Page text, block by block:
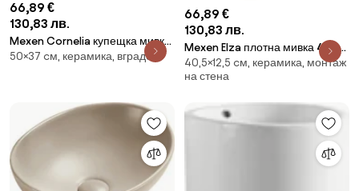
66,89 €
130,83 лв.
Mexen Cornelia купещка мивка
на плот 50 x 37 см, бяла -
50×37 cм, керамика, вграден
66,89 €
130,83 лв.
Mexen Elza плотна мивка 40 x
33 см, бяла/златна карирана
шарка - 21014009
40,5×12,5 cм, керамика, монтаж
на стена